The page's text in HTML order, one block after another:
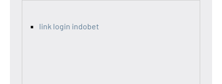
link login indobet